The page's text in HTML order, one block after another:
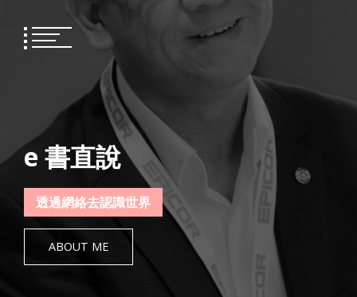
content
e 書直說
透過網絡去認識世界
ABOUT ME